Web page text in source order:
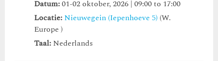
Datum:01-02 oktober, 2026 | 09:00 to 17:00
Locatie: Nieuwegein (Iepenhoeve 5) (W.
Europe )
Taal: Nederlands